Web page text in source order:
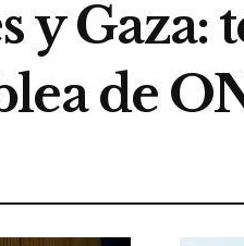
y Gaza:
de